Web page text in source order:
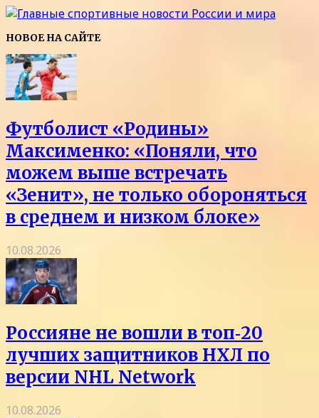
НОВОЕ НА САЙТЕ
Футболист «Родины»
Максименко: «Поняли, что
можем выше встречать
«Зенит», не только обороняться
в среднем и низком блоке»
10.08.2026
Россияне не вошли в топ‑20
лучших защитников НХЛ по
версии NHL Network
10.08.2026